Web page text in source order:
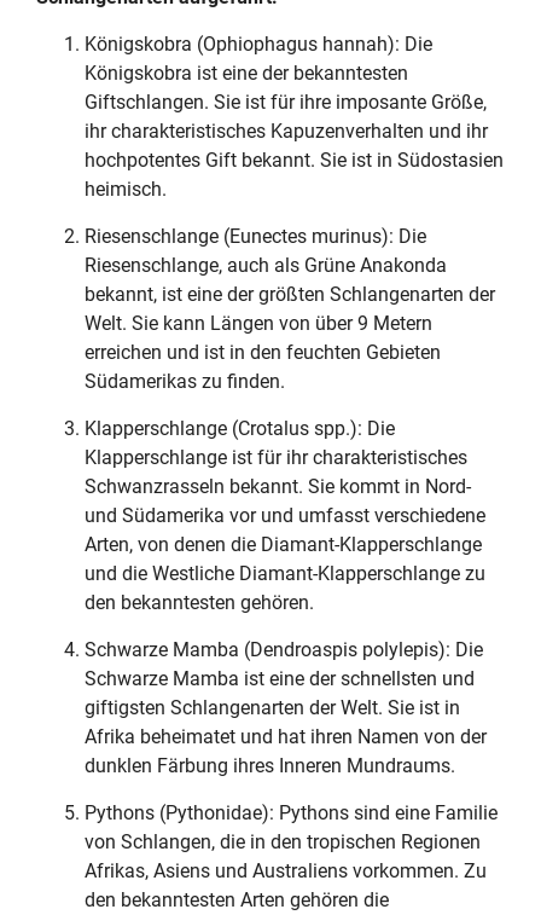
Königskobra (Ophiophagus hannah): Die
Königskobra ist eine der bekanntesten
Giftschlangen. Sie ist für ihre imposante Größe,
ihr charakteristisches Kapuzenverhalten und ihr
hochpotentes Gift bekannt. Sie ist in Südostasien
heimisch.
Riesenschlange (Eunectes murinus): Die
Riesenschlange, auch als Grüne Anakonda
bekannt, ist eine der größten Schlangenarten der
Welt. Sie kann Längen von über 9 Metern
erreichen und ist in den feuchten Gebieten
Südamerikas zu finden.
Klapperschlange (Crotalus spp.): Die
Klapperschlange ist für ihr charakteristisches
Schwanzrasseln bekannt. Sie kommt in Nord-
und Südamerika vor und umfasst verschiedene
Arten, von denen die Diamant-Klapperschlange
und die Westliche Diamant-Klapperschlange zu
den bekanntesten gehören.
Schwarze Mamba (Dendroaspis polylepis): Die
Schwarze Mamba ist eine der schnellsten und
giftigsten Schlangenarten der Welt. Sie ist in
Afrika beheimatet und hat ihren Namen von der
dunklen Färbung ihres Inneren Mundraums.
Pythons (Pythonidae): Pythons sind eine Familie
von Schlangen, die in den tropischen Regionen
Afrikas, Asiens und Australiens vorkommen. Zu
den bekanntesten Arten gehören die